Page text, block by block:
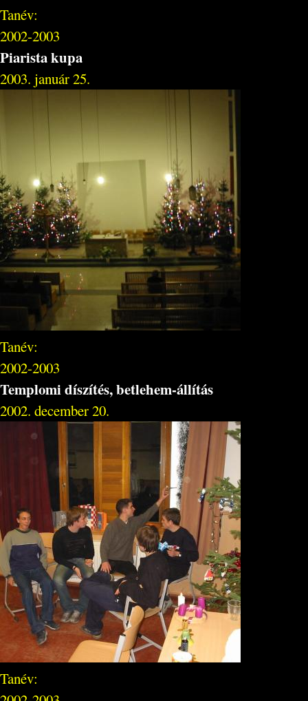
Tanév:
2002-2003
Piarista kupa
2003. január 25.
Tanév:
2002-2003
Templomi díszítés, betlehem-állítás
2002. december 20.
Tanév: